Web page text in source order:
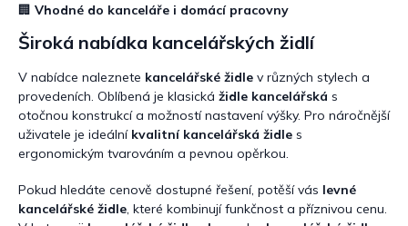
v
k
y
ý
p
i
s
u
🏢 Vhodné do kanceláře i domácí pracovny
Široká nabídka kancelářských židlí
V nabídce naleznete kancelářské židle v různých stylech a
provedeních. Oblíbená je klasická židle kancelářská s
otočnou konstrukcí a možností nastavení výšky. Pro náročnější
uživatele je ideální kvalitní kancelářská židle s
ergonomickým tvarováním a pevnou opěrkou.
Pokud hledáte cenově dostupné řešení, potěší vás levné
kancelářské židle , které kombinují funkčnost a příznivou cenu.